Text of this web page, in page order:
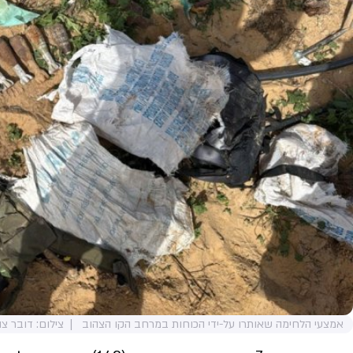
אמצעי הלחימה שאותרו על-ידי הכוחות במרחב הקו הצהוב צילום: דובר